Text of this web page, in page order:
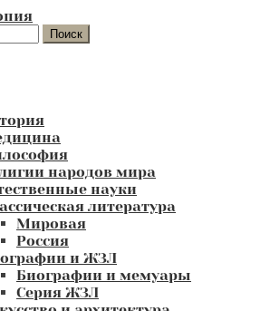
Поиск
народов мира
науки
литература
Мировая
Россия
и ЖЗЛ
Биографии и мемуары
Серия ЖЗЛ